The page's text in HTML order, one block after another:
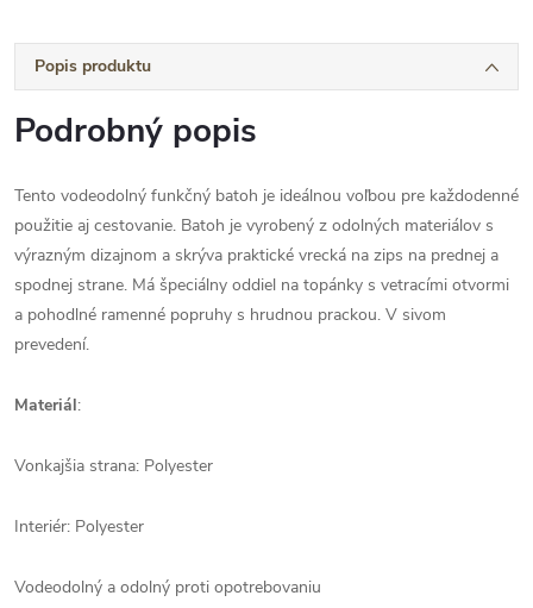
Popis produktu
Podrobný popis
Tento vodeodolný funkčný batoh je ideálnou voľbou pre každodenné
použitie aj cestovanie. Batoh je vyrobený z odolných materiálov s
výrazným dizajnom a skrýva praktické vrecká na zips na prednej a
spodnej strane. Má špeciálny oddiel na topánky s vetracími otvormi
a pohodlné ramenné popruhy s hrudnou prackou. V sivom
prevedení.
Materiál:
Vonkajšia strana: Polyester
Interiér: Polyester
Vodeodolný a odolný proti opotrebovaniu